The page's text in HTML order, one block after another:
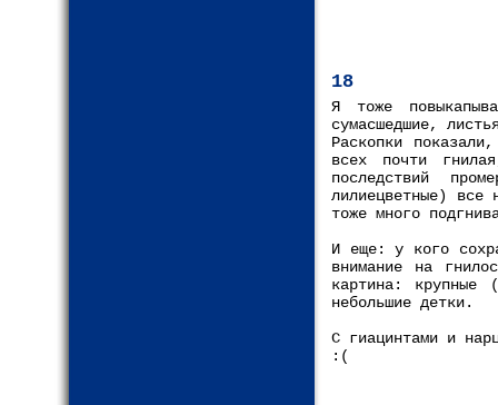
18
Я тоже
сумасшедшие,
Раскопки
всех почти
последствий
лилиецветные)
тоже много
И еще: у кого
внимание на
картина:
небольшие детки.
С гиацинтами и
:(